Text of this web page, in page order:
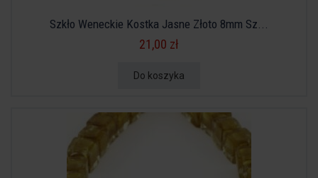
Szkło Weneckie Kostka Jasne Złoto 8mm Sz...
21,00 zł
Do koszyka